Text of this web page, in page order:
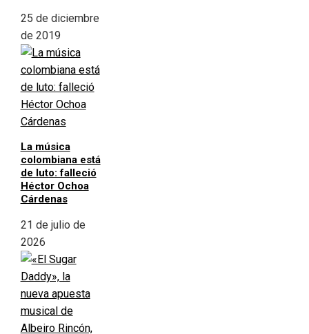
25 de diciembre
de 2019
La música
colombiana está
de luto: falleció
Héctor Ochoa
Cárdenas
21 de julio de
2026